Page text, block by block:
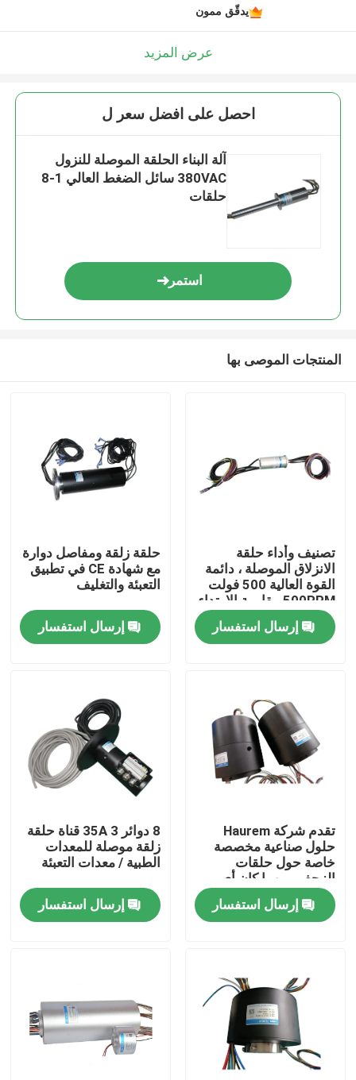
منزل
إتصال
المنتجات
حلقة زلة موصلة
حلقة الانزلاق عالية السرعة
حلقات زلة الإشارة
من خلال حلقة الانزلاق ثقب
يدقّق ممون
عرض المزيد
احصل على افضل سعر ل
آلة البناء الحلقة الموصلة للنزول
380VAC سائل الضغط العالي 1-8
حلقات
استمر
المنتجات الموصى بها
تصنيف وأداء حلقة
الانزلاق الموصلة ، دائمة
القوة العالية 500 فولت
500RPM مقاومة الارتداء
إرسال استفسار
حلقة زلقة ومفاصل دوارة
مع شهادة CE في تطبيق
التعبئة والتغليف
إرسال استفسار
تقدم شركة Haurem
حلول صناعية مخصصة
خاصة حول حلقات
الزحف ، مهما كان أي
IP51 ~ IP68إرسال استفسار
8 دوائر 35A 3 قناة حلقة
زلقة موصلة للمعدات
الطبية / معدات التعبئة
إرسال استفسار